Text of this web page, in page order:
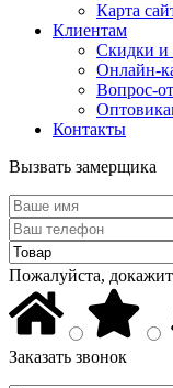
Карта
Клиентам
Скидки и
Онлайн-
Вопрос-
Контакты
Вызвать замерщика
Пожалуйста,
Заказать звонок